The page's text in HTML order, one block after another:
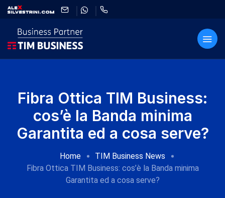
Fibra Ottica TIM Business:
cos’è la Banda minima
Garantita ed a cosa serve?
Home
TIM Business News
Fibra Ottica TIM Business: cos’è la Banda minima
Garantita ed a cosa serve?